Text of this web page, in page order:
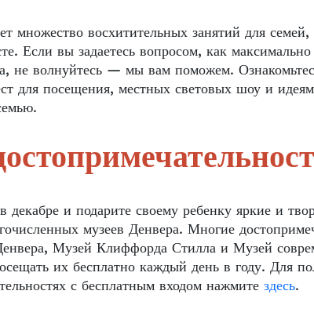
множество восхитительных занятий для семей,
Если вы задаетесь вопросом, как
не волнуйтесь — мы вам поможем.
для посещения, местных световых шоу и
декабре и подарите своему ребенку яркие и
музеев Денвера. Многие
Музей Клиффорда Стилла и Музей
их бесплатно каждый день в году. Для
с бесплатным входом нажмите здесь.